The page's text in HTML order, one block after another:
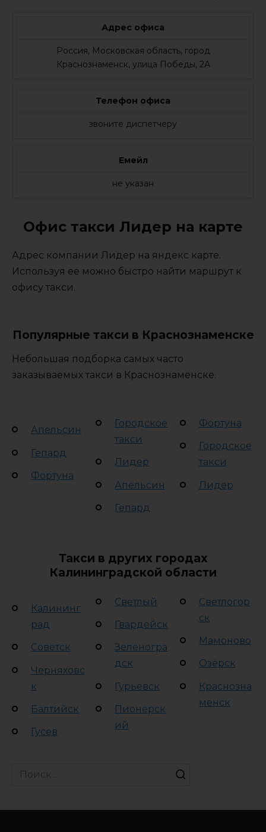
Адрес офиса
Россия, Московская область, город
Краснознаменск, улица Победы, 2А
Телефон офиса
звоните диспетчеру
Емейл
не указан
Офис такси Лидер на карте
Адрес компании Лидер на яндекс карте.
Используя ее можно быстро найти маршрут к
офису такси.
Популярные такси в Краснознаменске
Небольшая подборка самых часто
заказываемых такси в Краснознаменске.
Апельсин
Гепард
Фортуна
Городское
такси
Лидер
Апельсин
Гепард
Фортуна
Городское
такси
Лидер
Такси в других городах
Калининградской области
Калининг
рад
Советск
Черняховс
к
Балтийск
Гусев
Светлый
Гвардейск
Зеленогра
дск
Гурьевск
Пионерск
ий
Светлогор
ск
Мамоново
Озёрск
Краснозна
менск
Search